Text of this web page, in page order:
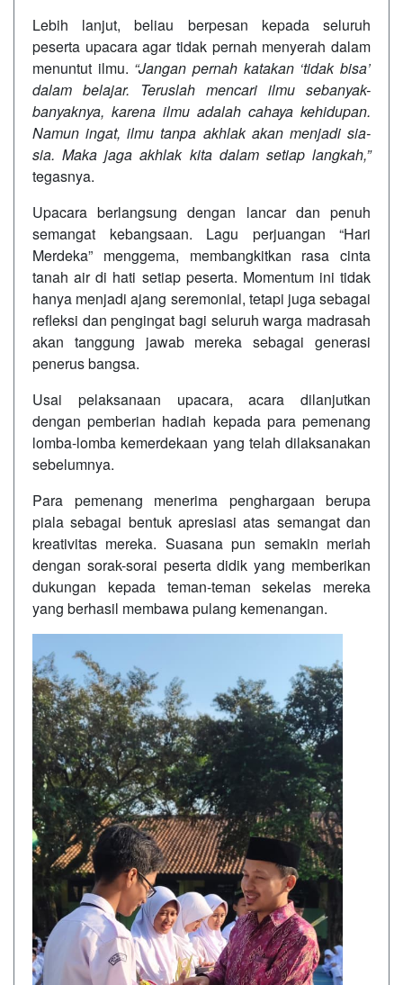
Lebih lanjut, beliau berpesan kepada seluruh
peserta upacara agar tidak pernah menyerah dalam
menuntut ilmu. “Jangan pernah katakan ‘tidak bisa’
dalam belajar. Teruslah mencari ilmu sebanyak-
banyaknya, karena ilmu adalah cahaya kehidupan.
Namun ingat, ilmu tanpa akhlak akan menjadi sia-
sia. Maka jaga akhlak kita dalam setiap langkah,”
tegasnya.
Upacara berlangsung dengan lancar dan penuh
semangat kebangsaan. Lagu perjuangan “Hari
Merdeka” menggema, membangkitkan rasa cinta
tanah air di hati setiap peserta. Momentum ini tidak
hanya menjadi ajang seremonial, tetapi juga sebagai
refleksi dan pengingat bagi seluruh warga madrasah
akan tanggung jawab mereka sebagai generasi
penerus bangsa.
Usai pelaksanaan upacara, acara dilanjutkan
dengan pemberian hadiah kepada para pemenang
lomba-lomba kemerdekaan yang telah dilaksanakan
sebelumnya.
Para pemenang menerima penghargaan berupa
piala sebagai bentuk apresiasi atas semangat dan
kreativitas mereka. Suasana pun semakin meriah
dengan sorak-sorai peserta didik yang memberikan
dukungan kepada teman-teman sekelas mereka
yang berhasil membawa pulang kemenangan.